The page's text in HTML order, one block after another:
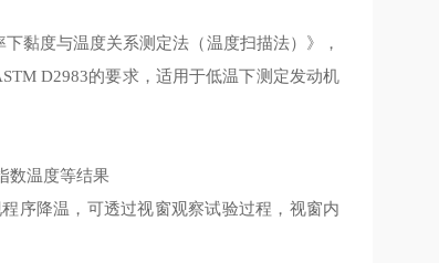
黏度与温度关系测定法（温度扫描法）》，
D2983的要求，适用于低温下测定发动机
数温度等结果
序降温，可透过视窗观察试验过程，视窗内